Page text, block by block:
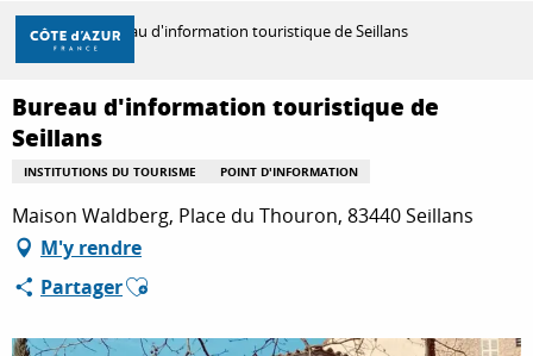
Aller
contenu
principal
DÉCOUVRIR
À FAIRE
SÉJOURNER
Accueil Bureau d'information touristique de Seillans
Bureau d'information touristique de
Seillans
INSTITUTIONS DU TOURISME POINT D'INFORMATION
Maison Waldberg, Place du Thouron, 83440 Seillans
M'y rendre
PartagerAjouter aux favoris